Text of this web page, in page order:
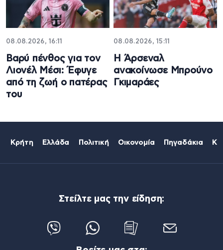
08.08.2026, 16:11
Βαρύ πένθος για τον
Λιονέλ Μέσι: Έφυγε
από τη ζωή ο πατέρας
του
08.08.2026, 15:11
Η Άρσεναλ
ανακοίνωσε Μπρούνο
Γκιμαράες
Κρήτη Ελλάδα Πολιτική Οικονομία Πηγαδάκια
Στείλτε μας την είδηση: